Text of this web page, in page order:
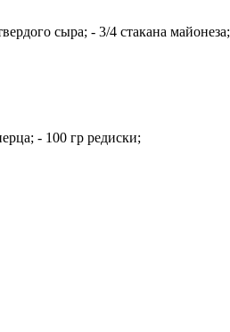
сыра; - 3/4 стакана майонеза;
- 100 гр редиски;